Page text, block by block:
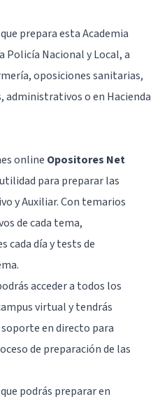
prepara esta Academia
Policía Nacional y Local, a
oposiciones sanitarias,
o en Hacienda
online Opositores Net
para preparar las
y Auxiliar. Con temarios
de cada tema,
cada día y tests de
acceder a todos los
virtual y tendrás
en directo para
de preparación de las
podrás preparar en